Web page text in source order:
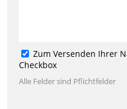
Zum Versenden Ihrer
Checkbox
Alle Felder sind Pflichtfelder